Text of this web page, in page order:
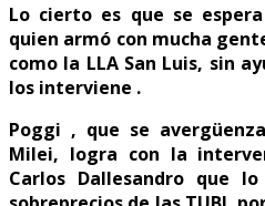
Lo cierto es que se
quien armó con mucha
como la LLA San Luis, sin
los interviene .
Poggi , que se
Milei, logra con la
Carlos Dallesandro que